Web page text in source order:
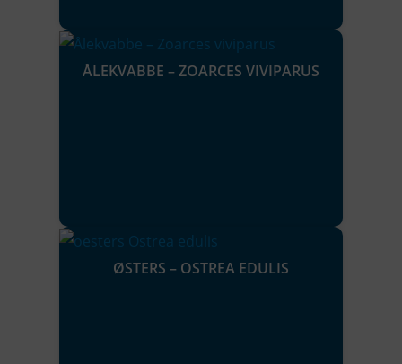
ÅLEKVABBE – ZOARCES VIVIPARUS
ØSTERS – OSTREA EDULIS